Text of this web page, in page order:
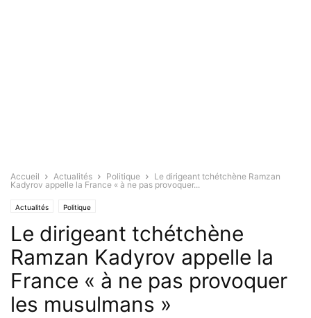
Accueil Actualités Politique
Le dirigeant tchétchène Ramzan
Kadyrov appelle la France « à ne pas provoquer...
Actualités Politique
Le dirigeant tchétchène
Ramzan Kadyrov appelle la
France « à ne pas provoquer
les musulmans »